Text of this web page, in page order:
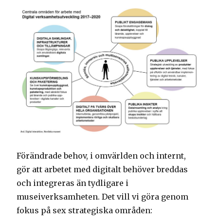
Förändrade behov, i omvärlden och internt,
gör att arbetet med digitalt behöver breddas
och integreras än tydligare i
museiverksamheten. Det vill vi göra genom
fokus på sex strategiska områden: